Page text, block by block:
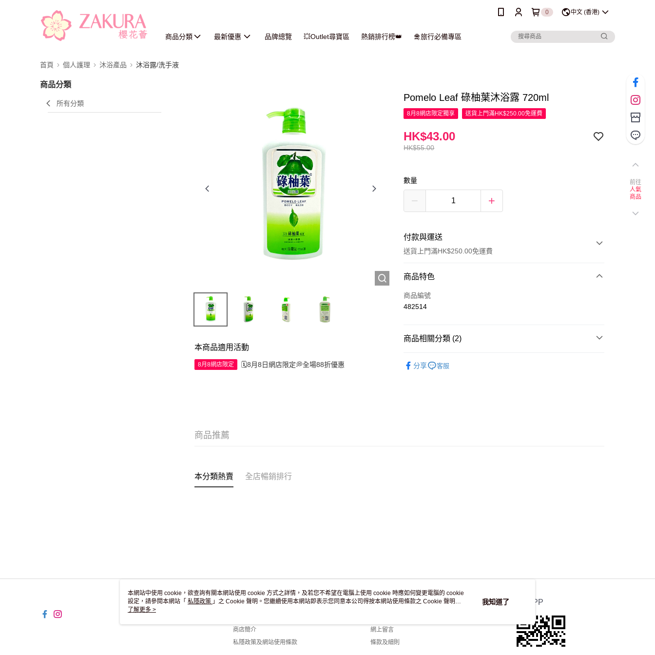
0 中文 (香港)
商品分類 最新優惠 品牌總覽 💥Outlet尋寶區 熱銷排行榜👑 🛅旅行必備專區
首頁 個人護理 沐浴產品 沐浴露/洗手液
商品分類
所有分類
本商品適用活動
8月8網店限定 🗓️8月8日網店限定💭全場88折優惠
Pomelo Leaf 碌柚葉沐浴露 720ml
8月8網店限定獨享 送貨上門滿HK$250.00免運費
HK$55.00
HK$43.00
數量
付款與運送
送貨上門滿HK$250.00免運費
付款方式
信用卡
商品特色
商品編號
482514
商品相關分類 (2)
分享 客服
商品推薦
本分類熱賣 全店暢銷排行
關於我們
商店簡介
私隱政策及網站使用條款
客戶服務
網上留言
條款及細則
官方APP
前往
人氣
商品
本網站中使用 cookie，欲查詢有關本網站使用 cookie 方式之詳情，及若您不希望在電腦上使用 cookie 時應如何變更電腦的 cookie
設定，請參閱本網站「 私隱政策 」之 Cookie 聲明。您繼續使用本網站即表示您同意本公司得按本網站使用條款之 Cookie 聲明使
用 cookie。
了解更多 >
我知道了